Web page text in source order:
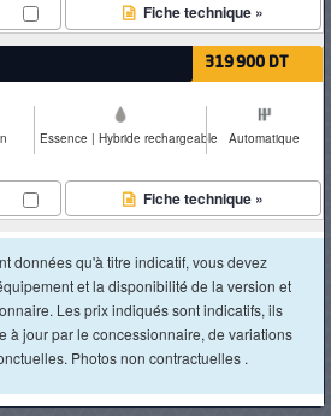
Fiche technique »
319 900 DT
Essence | Hybride rechargeable Automatique
Fiche technique »
données qu'à titre indicatif, vous devez
et la disponibilité de la version et
Les prix indiqués sont indicatifs, ils
à jour par le concessionnaire, de variations
Photos non contractuelles .